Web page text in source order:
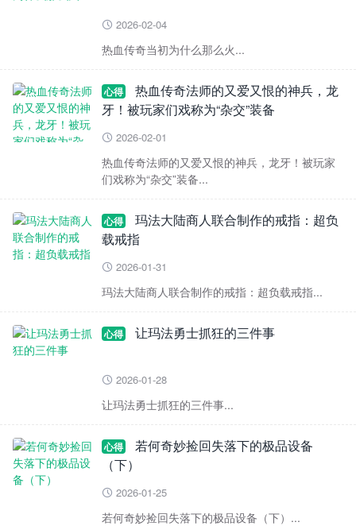
 2026-02-04
热血传奇当初为什么那么火...
心得
热血传奇法师的又爱又恨的神兵，龙
牙！被玩家们戏称为“杂交”装备
 2026-02-01
热血传奇法师的又爱又恨的神兵，龙牙！被玩家
们戏称为“杂交”装备...
心得
玛法大陆商人联合制作的戒指：超负
载戒指
 2026-01-31
玛法大陆商人联合制作的戒指：超负载戒指...
心得 让玛法勇士抓狂的三件事
 2026-01-28
让玛法勇士抓狂的三件事...
心得
若何奇妙捡回失落下的极品设备
（下）
 2026-01-25
若何奇妙捡回失落下的极品设备（下）...